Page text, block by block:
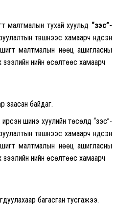
малтмалын тухай хуульд “зэс”-
түвшнээс хамаарч үндсэн
малтмалын нөөц ашигласны
зээлийн үнийн өсөлтөөс хамаарч
заасан байдаг.
шинэ хуулийн төсөлд “зэс”-
түвшнээс хамаарч үндсэн
малтмалын нөөц ашигласны
үнийн өсөлтөөс хамаарч
багасган тусгажээ.